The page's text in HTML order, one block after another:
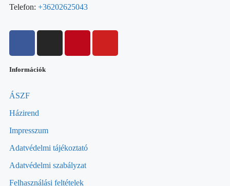
Telefon: +36202625043
Információk
ÁSZF
Házirend
Impresszum
Adatvédelmi tájékoztató
Adatvédelmi szabályzat
Felhasználási feltételek